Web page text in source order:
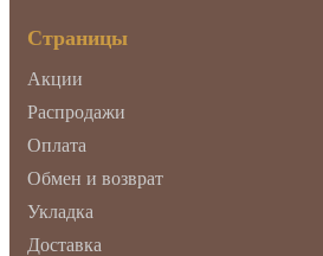
Страницы
Акции
Распродажи
Оплата
Обмен и возврат
Укладка
Доставка